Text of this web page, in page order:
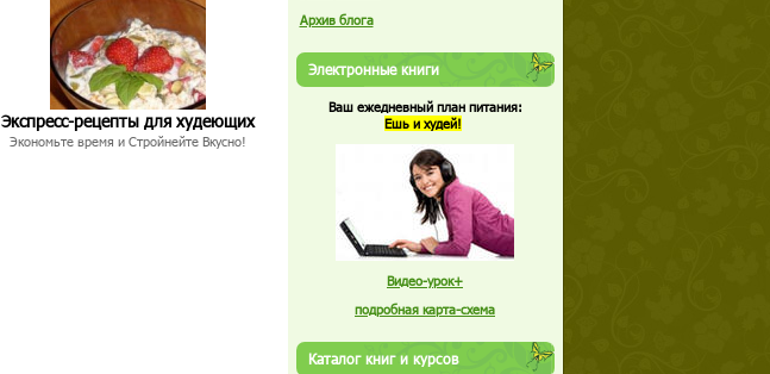
Экспресс-рецепты для худеющих
Экономьте время и Стройнейте Вкусно!
Архив блога
Электронные книги
Ваш ежедневный план питания:
Ешь и худей!
Видео-урок+
подробная карта-схема
Каталог книг и курсов